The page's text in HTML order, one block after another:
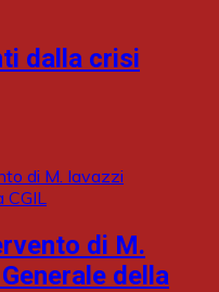
dalla crisi
di M.
della